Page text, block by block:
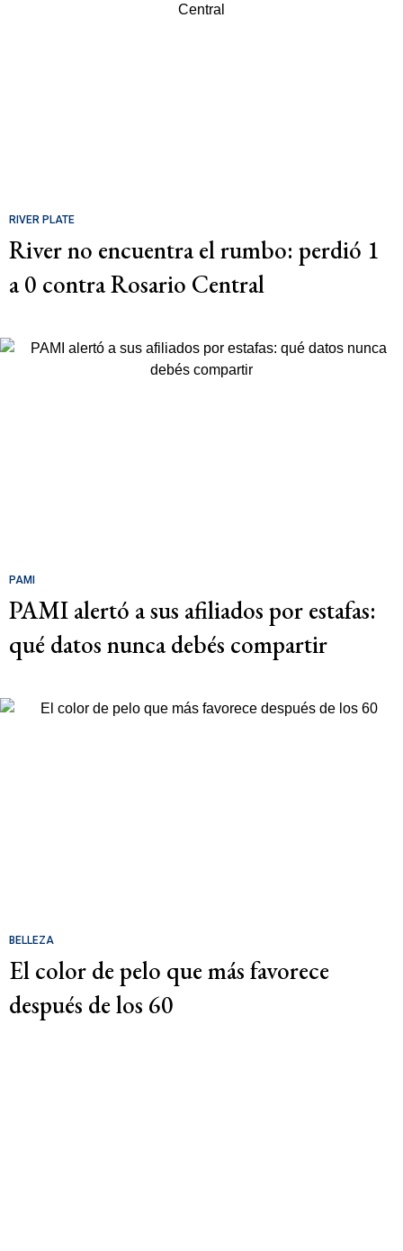
RIVER PLATE
River no encuentra el rumbo: perdió 1
a 0 contra Rosario Central
PAMI
PAMI alertó a sus afiliados por estafas:
qué datos nunca debés compartir
BELLEZA
El color de pelo que más favorece
después de los 60